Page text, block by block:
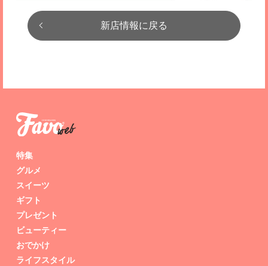
新店情報に戻る
特集
グルメ
スイーツ
ギフト
プレゼント
ビューティー
おでかけ
ライフスタイル